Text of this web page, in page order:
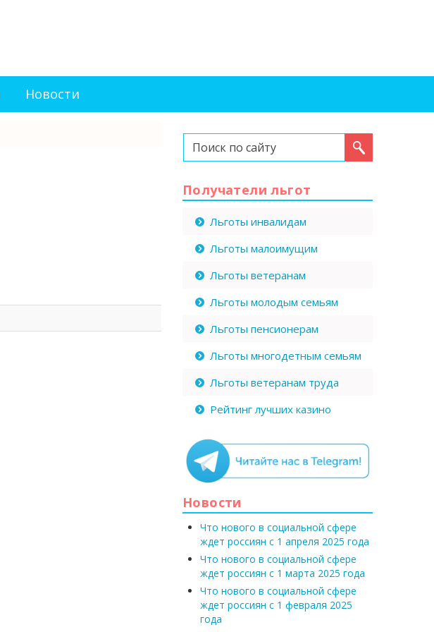
Новости
Искать...
Получатели льгот
Льготы инвалидам
Льготы малоимущим
Льготы ветеранам
Льготы молодым семьям
Льготы пенсионерам
Льготы многодетным семьям
Льготы ветеранам труда
Рейтинг лучших казино
Новости
Что нового в социальной сфере
ждет россиян с 1 апреля 2025 года
Что нового в социальной сфере
ждет россиян с 1 марта 2025 года
Что нового в социальной сфере
ждет россиян с 1 февраля 2025
года